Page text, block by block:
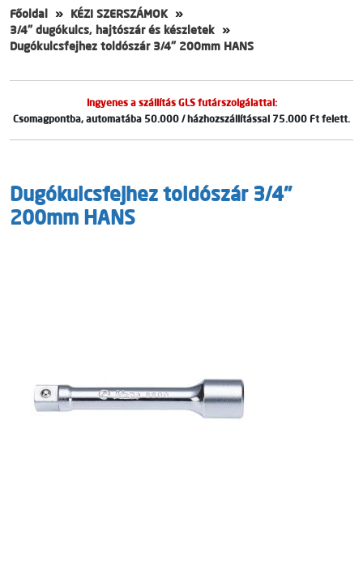
Főoldal
KÉZI SZERSZÁMOK
3/4" dugókulcs, hajtószár és készletek
Dugókulcsfejhez toldószár 3/4" 200mm HANS
Ingyenes a szállítás GLS futárszolgálattal:
Csomagpontba, automatába 50.000 / házhozszállítással 75.000 Ft felett.
Dugókulcsfejhez toldószár 3/4"
200mm HANS